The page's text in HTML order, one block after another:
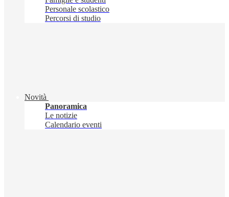
Personale scolastico
Percorsi di studio
Novità
Panoramica
Le notizie
Calendario eventi